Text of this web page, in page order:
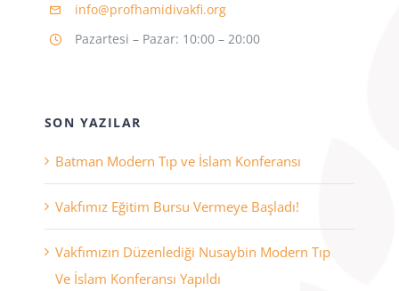
info@profhamidivakfi.org
Pazartesi – Pazar: 10:00 – 20:00
SON YAZILAR
Batman Modern Tıp ve İslam Konferansı
Vakfımız Eğitim Bursu Vermeye Başladı!
Vakfımızın Düzenlediği Nusaybin Modern Tıp
Ve İslam Konferansı Yapıldı